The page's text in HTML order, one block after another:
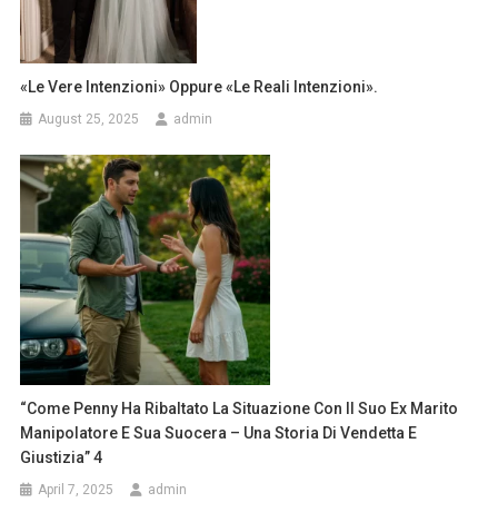
«Le Vere Intenzioni» Oppure «Le Reali Intenzioni».
August 25, 2025 admin
“Come Penny Ha Ribaltato La Situazione Con Il Suo Ex Marito
Manipolatore E Sua Suocera – Una Storia Di Vendetta E
Giustizia” 4
April 7, 2025 admin